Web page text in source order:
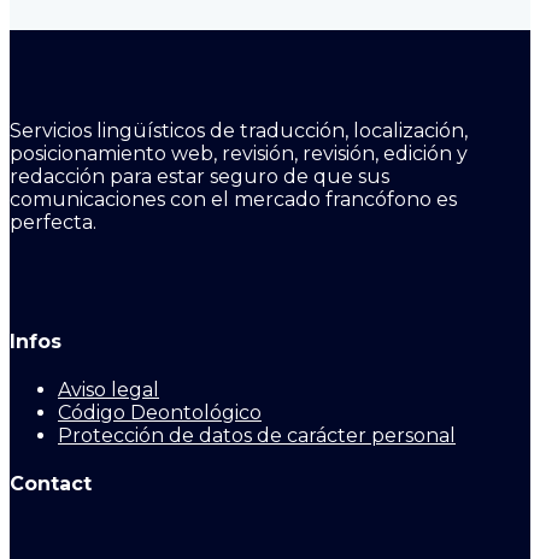
Servicios lingüísticos de traducción, localización,
posicionamiento web, revisión, revisión, edición y
redacción para estar seguro de que sus
comunicaciones con el mercado francófono es
perfecta.
Infos
Aviso legal
Código Deontológico
Protección de datos de carácter personal
Contact